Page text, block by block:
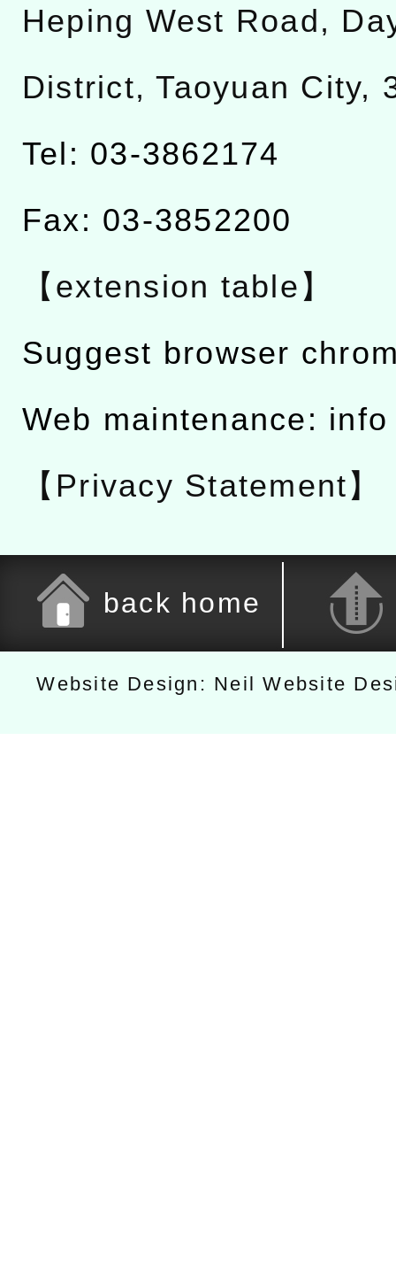
Heping West Road,
District, Taoyuan City,
Tel: 03-3862174
Fax: 03-3852200
【extension table】
Suggest browser
Web maintenance:
【Privacy Statement】
back home
Website Design: Neil Website